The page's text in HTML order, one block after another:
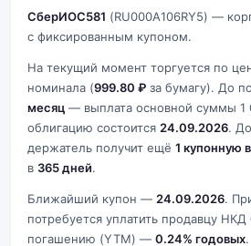
СберИОС581 (RU000A106RY5) —
с фиксированным купоном.
На текущий момент торгуется по
номинала (999.80 ₽ за бумагу). До
месяц — выплата основной суммы 1
облигацию состоится 24.09.2026.
держатель получит ещё 1 купонную
в 365 дней.
Ближайший купон — 24.09.2026.
потребуется уплатить продавцу НКД
погашению (YTM) — 0.24% годовых.